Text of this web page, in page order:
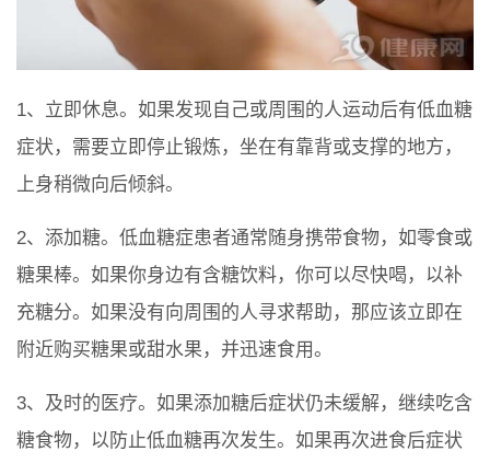
1、立即休息。如果发现自己或周围的人运动后有低血糖
症状，需要立即停止锻炼，坐在有靠背或支撑的地方，
上身稍微向后倾斜。
2、添加糖。低血糖症患者通常随身携带食物，如零食或
糖果棒。如果你身边有含糖饮料，你可以尽快喝，以补
充糖分。如果没有向周围的人寻求帮助，那应该立即在
附近购买糖果或甜水果，并迅速食用。
3、及时的医疗。如果添加糖后症状仍未缓解，继续吃含
糖食物，以防止低血糖再次发生。如果再次进食后症状